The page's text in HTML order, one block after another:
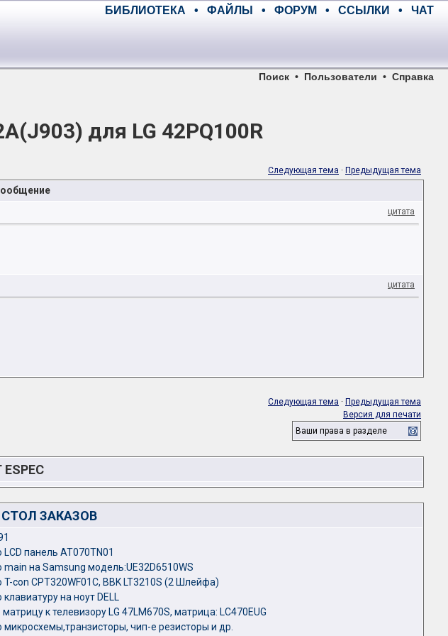
БИБЛИОТЕКА • ФАЙЛЫ • ФОРУМ • ССЫЛКИ • ЧАТ
Поиск • Пользователи • Справка
для LG 42PQ100R
Следующая тема · Предыдущая тема
цитата
цитата
Следующая тема · Предыдущая тема
Версия для печати
Ваши права в разделе
СТОЛ ЗАКАЗОВ
LCD панель AT070TN01
main на Samsung модель:UE32D6510WS
T-con CPT320WF01C, BBK LT3210S (2 Шлейфа)
на ноут DELL
к телевизору LG 47LM670S, матрица: LC470EUG
микросхемы,транзисторы, чип-е резисторы и др.